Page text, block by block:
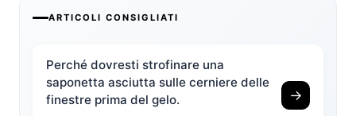
ARTICOLI CONSIGLIATI
Perché dovresti strofinare una
saponetta asciutta sulle cerniere delle
finestre prima del gelo.
→